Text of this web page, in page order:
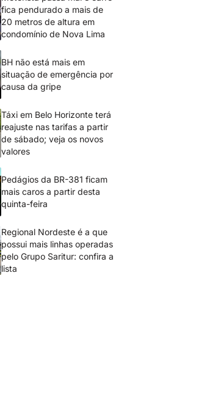
fica pendurado a mais de
20 metros de altura em
condomínio de Nova Lima
BH não está mais em
situação de emergência por
causa da gripe
Táxi em Belo Horizonte terá
reajuste nas tarifas a partir
de sábado; veja os novos
valores
Pedágios da BR-381 ficam
mais caros a partir desta
quinta-feira
Regional Nordeste é a que
possui mais linhas operadas
pelo Grupo Saritur: confira a
lista